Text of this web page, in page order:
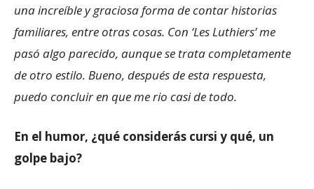
una increíble y graciosa forma de contar historias
familiares, entre otras cosas. Con ‘Les Luthiers’ me
pasó algo parecido, aunque se trata completamente
de otro estilo. Bueno, después de esta respuesta,
puedo concluir en que me rio casi de todo.
En el humor, ¿qué considerás cursi y qué, un
golpe bajo?